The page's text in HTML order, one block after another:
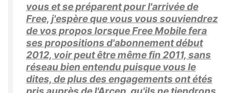
vous et se préparent pour l'arrivée de
Free, j'espère que vous vous souviendrez
de vos propos lorsque Free Mobile fera
ses propositions d'abonnement début
2012, voir peut être même fin 2011, sans
réseau bien entendu puisque vous le
dites, de plus des engagements ont étés